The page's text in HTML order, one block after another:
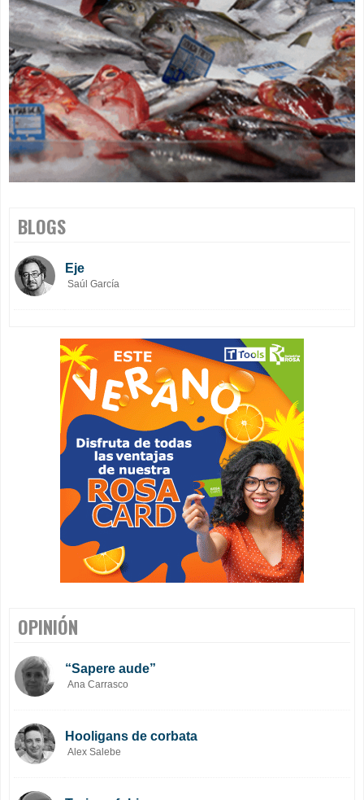
BLOGS
Eje
Saúl García
OPINIÓN
“Sapere aude”
Ana Carrasco
Hooligans de corbata
Alex Salebe